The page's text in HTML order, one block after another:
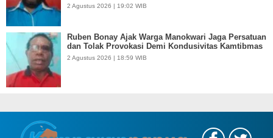
2 Agustus 2026 | 19:02 WIB
Ruben Bonay Ajak Warga Manokwari Jaga Persatuan
dan Tolak Provokasi Demi Kondusivitas Kamtibmas
2 Agustus 2026 | 18:59 WIB